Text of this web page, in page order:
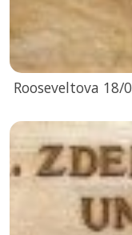
Rooseveltova 18/